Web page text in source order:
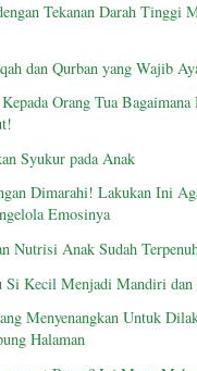
Tekanan Darah Tinggi
dan Qurban yang Wajib
Orang Tua
Syukur pada Anak
Dimarahi! Lakukan Ini
Emosinya
Nutrisi Anak Sudah
Si Kecil Menjadi Mandiri
Menyenangkan Untuk
Halaman